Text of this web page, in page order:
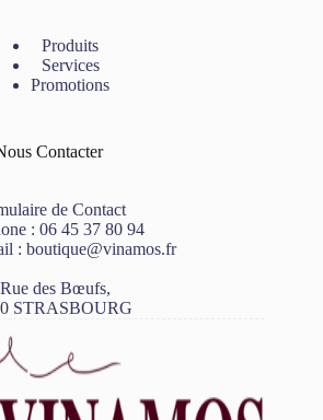
Produits
Services
Promotions
Contacter
de Contact
: 06 45 37 80 94
: boutique@vinamos.fr
des Bœufs,
STRASBOURG